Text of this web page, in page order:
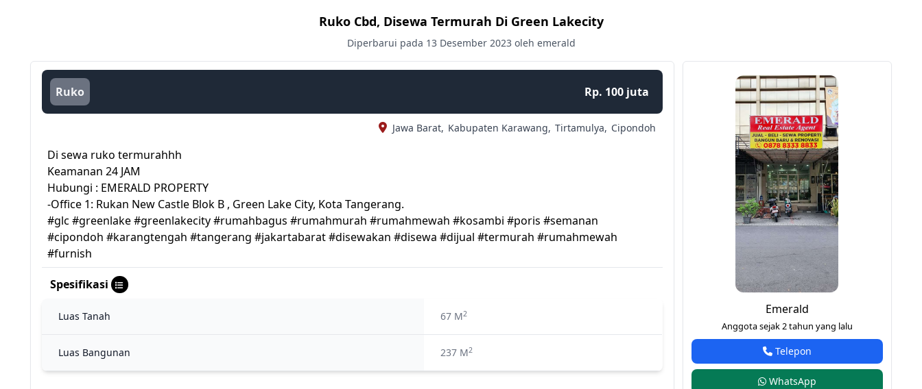
Ruko Cbd, Disewa Termurah Di Green Lakecity
Diperbarui pada 13 Desember 2023 oleh emerald
Ruko Rp. 100 juta
Jawa Barat, Kabupaten Karawang, Tirtamulya, Cipondoh
Di sewa ruko termurahhh
Keamanan 24 JAM
Hubungi : EMERALD PROPERTY
-Office 1: Rukan New Castle Blok B , Green Lake City, Kota Tangerang.
#glc #greenlake #greenlakecity #rumahbagus #rumahmurah #rumahmewah #kosambi #poris #semanan
#cipondoh #karangtengah #tangerang #jakartabarat #disewakan #disewa #dijual #termurah #rumahmewah
#furnish
Spesifikasi
Luas Tanah 67 M2
Luas Bangunan 237 M2
Emerald
Anggota sejak 2 tahun yang lalu
Telepon
WhatsApp